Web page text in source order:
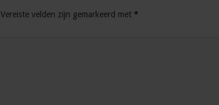
Vereiste velden zijn gemarkeerd met *